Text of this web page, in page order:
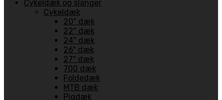
Cykeldæk og slanger
Cykeldæk
20" dæk
22" dæk
24" dæk
26" dæk
27" dæk
700 dæk
Foldedæk
MTB dæk
Pigdæk